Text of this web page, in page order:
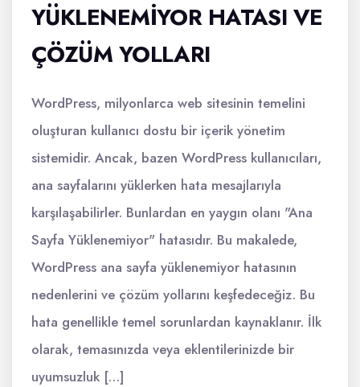
YÜKLENEMIYOR HATASI VE
ÇÖZÜM YOLLARI
WordPress, milyonlarca web sitesinin temelini
oluşturan kullanıcı dostu bir içerik yönetim
sistemidir. Ancak, bazen WordPress kullanıcıları,
ana sayfalarını yüklerken hata mesajlarıyla
karşılaşabilirler. Bunlardan en yaygın olanı "Ana
Sayfa Yüklenemiyor" hatasıdır. Bu makalede,
WordPress ana sayfa yüklenemiyor hatasının
nedenlerini ve çözüm yollarını keşfedeceğiz. Bu
hata genellikle temel sorunlardan kaynaklanır. İlk
olarak, temasınızda veya eklentilerinizde bir
uyumsuzluk […]